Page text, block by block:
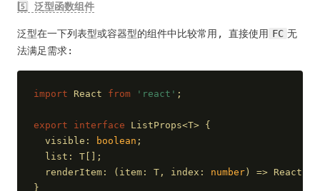
5️⃣ 泛型函数组件
泛型在一下列表型或容器型的组件中比较常用, 直接使用 FC 无
法满足需求:
import React from 'react' ;
export interface ListProps<T> {
  visible:
boolean ;
  list: T[];
  renderItem:
( item: T, index: number ) =>
}